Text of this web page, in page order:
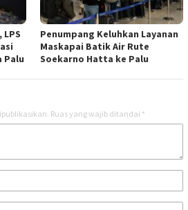
Palu
Penumpang Keluhkan Layanan
Maskapai Batik Air Rute
Soekarno Hatta ke Palu
Ruas yang wajib ditandai *